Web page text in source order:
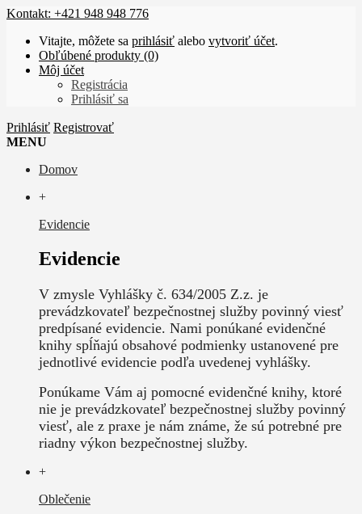
Kontakt: +421 948 948 776
Vitajte, môžete sa prihlásiť alebo vytvoriť účet.
Obľúbené produkty (0)
Môj účet
Registrácia
Prihlásiť sa
Prihlásiť Registrovať
MENU
Domov
+
Evidencie
Evidencie
V zmysle Vyhlášky č. 634/2005 Z.z. je
prevádzkovateľ bezpečnostnej služby povinný viesť
predpísané evidencie. Nami ponúkané evidenčné
knihy spĺňajú obsahové podmienky ustanovené pre
jednotlivé evidencie podľa uvedenej vyhlášky.
Ponúkame Vám aj pomocné evidenčné knihy, ktoré
nie je prevádzkovateľ bezpečnostnej služby povinný
viesť, ale z praxe je nám známe, že sú potrebné pre
riadny výkon bezpečnostnej služby.
+
Oblečenie